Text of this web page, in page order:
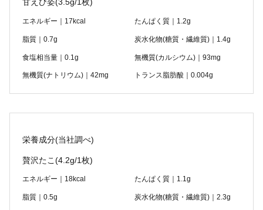
甘えび姿(3.5g/1枚)
エネルギー｜17kcal たんぱく質｜1.2g
脂質｜0.7g 炭水化物(糖質・繊維質)｜1.4g
食塩相当量｜0.1g 無機質(カルシウム)｜93mg
無機質(ナトリウム)｜42mg トランス脂肪酸｜0.004g
栄養成分(当社調べ)
贅沢たこ (4.2g/1枚)
エネルギー｜18kcal たんぱく質｜1.1g
脂質｜0.5g 炭水化物(糖質・繊維質)｜2.3g